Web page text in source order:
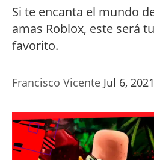
Si te encanta el mundo
amas Roblox, este será
favorito.
Francisco Vicente Jul 6, 2021